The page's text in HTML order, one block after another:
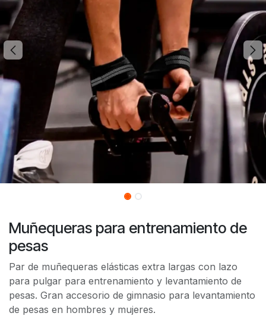
Muñequeras para entrenamiento de
pesas
Par de muñequeras elásticas extra largas con lazo
para pulgar para entrenamiento y levantamiento de
pesas. Gran accesorio de gimnasio para levantamiento
de pesas en hombres y mujeres.